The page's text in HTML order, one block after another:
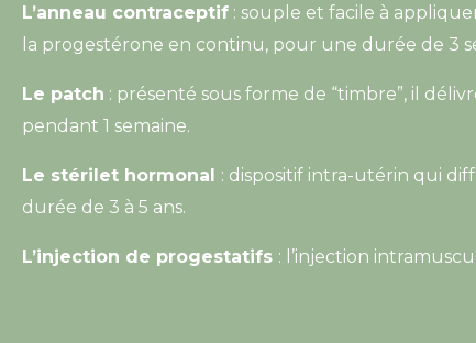
L’anneau contraceptif : souple et facile à
la progestérone en continu, pour une durée de 3
Le patch : présenté sous forme de “timbre”, il
pendant 1 semaine.
Le stérilet hormonal : dispositif intra-utérin qui
durée de 3 à 5 ans.
L’injection de progestatifs : l’injection